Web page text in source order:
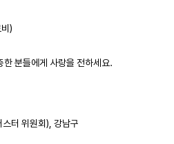
)
분들에게 사랑을 전하세요.
터 위원회), 강남구